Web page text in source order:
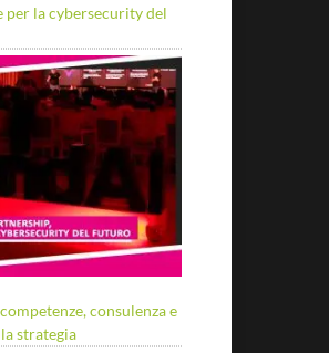
per la cybersecurity del
consulenza e
strategia